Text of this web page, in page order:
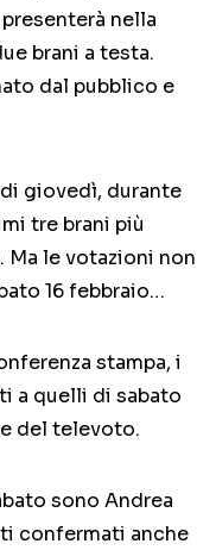
nella
brani a testa.
dal pubblico e
giovedì, durante
tre brani più
le votazioni non
16 febbraio…
stampa, i
a quelli di sabato
del televoto.
sono Andrea
confermati anche